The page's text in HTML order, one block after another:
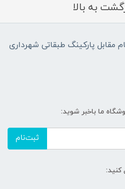
به بالا
مقابل پارکینگ طبقاتی شهرداری
ما باخبر شوید:
ثبت‌نام
کنید: